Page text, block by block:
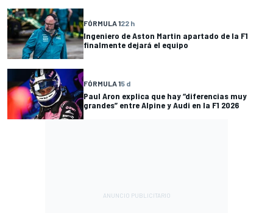
FÓRMULA 122 h
Ingeniero de Aston Martin apartado de la F1
finalmente dejará el equipo
FÓRMULA 15 d
Paul Aron explica que hay “diferencias muy
grandes” entre Alpine y Audi en la F1 2026